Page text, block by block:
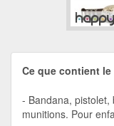
Ce que contient
Bandana,
munitions. Pour